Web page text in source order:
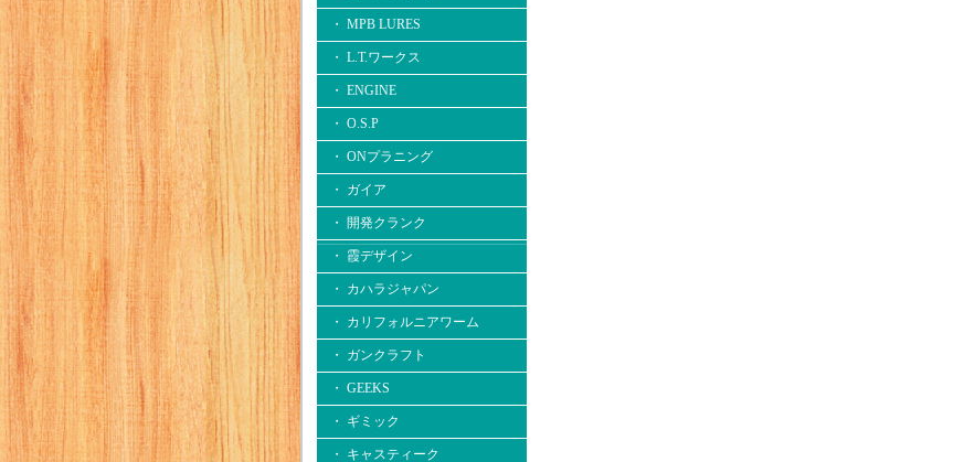
・ MPB LURES
・ L.T.ワークス
・ ENGINE
・ O.S.P
・ ONプラニング
・ ガイア
・ 開発クランク
・ 霞デザイン
・ カハラジャパン
・ カリフォルニアワーム
・ ガンクラフト
・ GEEKS
・ ギミック
・ キャスティーク